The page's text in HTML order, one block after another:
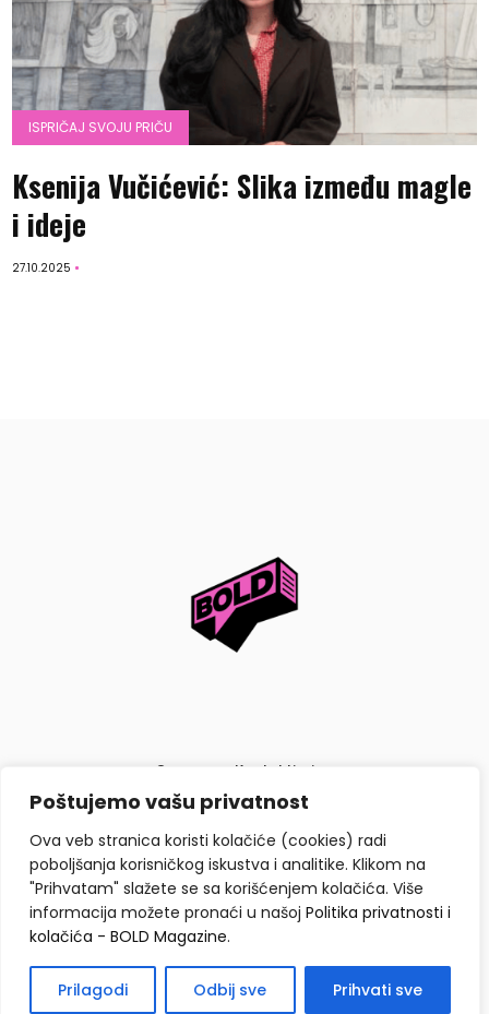
Poštujemo vašu privatnost
Ova veb stranica koristi kolačiće (cookies) radi
poboljšanja korisničkog iskustva i analitike. Klikom na
"Prihvatam" slažete se sa korišćenjem kolačića. Više
informacija možete pronaći u našoj Politika privatnosti i
kolačića - BOLD Magazine.
Prilagodi Odbij sve Prihvati sve
ISPRIČAJ SVOJU PRIČU
Ksenija Vučićević: Slika između magle
i ideje
27.10.2025
O nama Kontaktiraj nas
Politika privatnosti i kolačića
Copyright © BOLD Magazine 2026. Sva prava zadržana.